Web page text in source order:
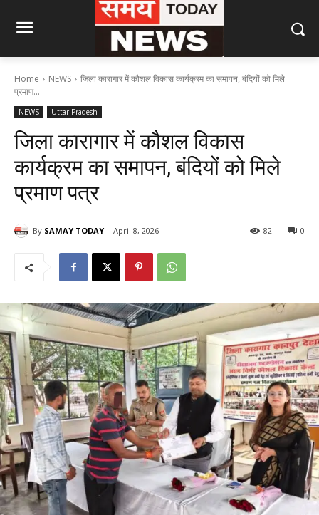
Home NEWS
जिला कारागार में कौशल विकास कार्यक्रम का समापन, बंदियों को मिले
प्रमाण...
NEWS Uttar Pradesh
जिला कारागार में कौशल विकास
कार्यक्रम का समापन, बंदियों को मिले
प्रमाण पत्र
By SAMAY TODAY April 8, 2026 0
82